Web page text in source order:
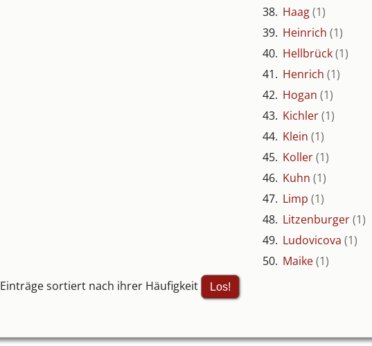
38. Haag(1)
39. Heinrich (1)
40. Hellbrück(1)
41. Henrich (1)
42. Hogan (1)
43. Kichler(1)
44. Klein (1)
45. Koller(1)
46. Kuhn (1)
47. Limp (1)
48. Litzenburger(1)
49. Ludovicova (1)
50. Maike(1)
Einträge sortiert nach ihrer Häufigkeit